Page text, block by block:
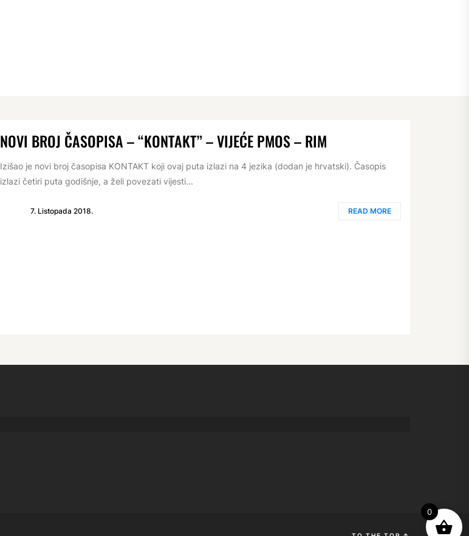
NOVI BROJ ČASOPISA – “KONTAKT” – VIJEĆE PMOS – RIM
Izišao je novi broj časopisa KONTAKT koji ovaj puta izlazi na 4 jezika (dodan je hrvatski). Časopis
izlazi četiri puta godišnje, a želi povezati vijesti...
7. Listopada 2018. READ MORE
0